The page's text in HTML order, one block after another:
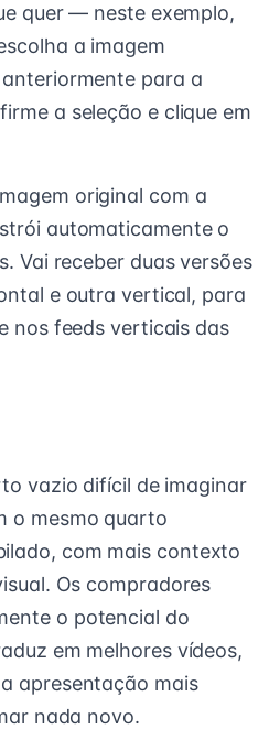
quer — neste exemplo,
a imagem
para a
a seleção e clique em
original com a
automaticamente o
Vai receber duas versões
e outra vertical, para
nos feeds verticais das
vazio difícil de imaginar
o mesmo quarto
com mais contexto
Os compradores
o potencial do
em melhores vídeos,
apresentação mais
nada novo.